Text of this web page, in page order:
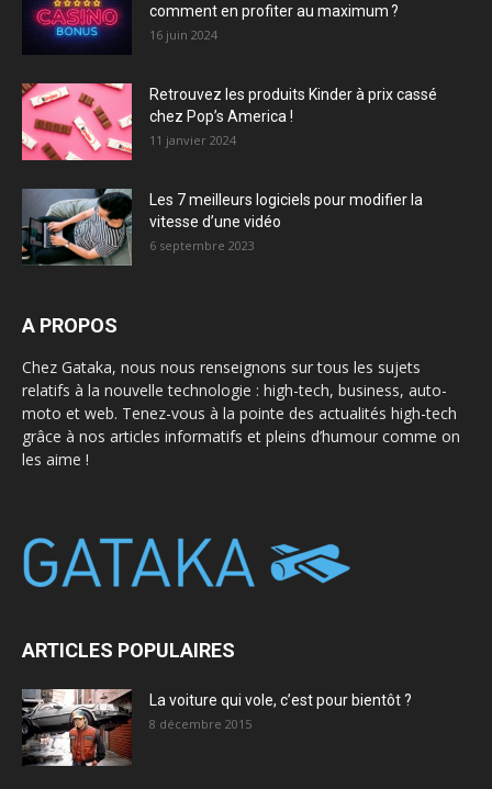
comment en profiter au maximum ?
16 juin 2024
Retrouvez les produits Kinder à prix cassé
chez Pop’s America !
11 janvier 2024
Les 7 meilleurs logiciels pour modifier la
vitesse d’une vidéo
6 septembre 2023
A PROPOS
Chez Gataka, nous nous renseignons sur tous les sujets
relatifs à la nouvelle technologie : high-tech, business, auto-
moto et web. Tenez-vous à la pointe des actualités high-tech
grâce à nos articles informatifs et pleins d’humour comme on
les aime !
ARTICLES POPULAIRES
La voiture qui vole, c’est pour bientôt ?
8 décembre 2015